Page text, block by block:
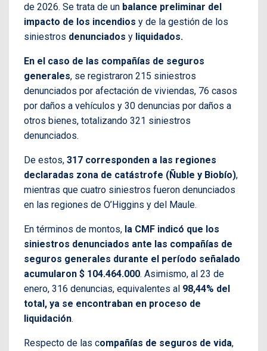
de 2026. Se trata de un balance preliminar del
impacto de los incendios y de la gestión de los
siniestros denunciados y liquidados.
En el caso de las compañías de seguros
generales, se registraron 215 siniestros
denunciados por afectación de viviendas, 76 casos
por daños a vehículos y 30 denuncias por daños a
otros bienes, totalizando 321 siniestros
denunciados.
De estos, 317 corresponden a las regiones
declaradas zona de catástrofe (Ñuble y Biobío),
mientras que cuatro siniestros fueron denunciados
en las regiones de O’Higgins y del Maule.
En términos de montos, la CMF indicó que los
siniestros denunciados ante las compañías de
seguros generales durante el período señalado
acumularon $ 104.464.000. Asimismo, al 23 de
enero, 316 denuncias, equivalentes al 98,44% del
total, ya se encontraban en proceso de
liquidación.
Respecto de las compañías de seguros de vida,